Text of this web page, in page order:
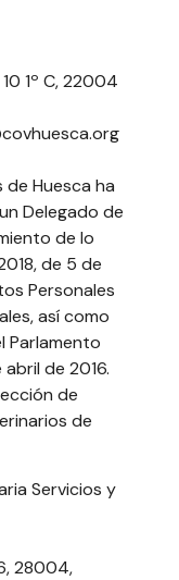
10 1º C, 22004
de Huesca ha
Delegado de
de lo
de 5 de
Personales
así como
Parlamento
de 2016.
de
de
Servicios y
28004,